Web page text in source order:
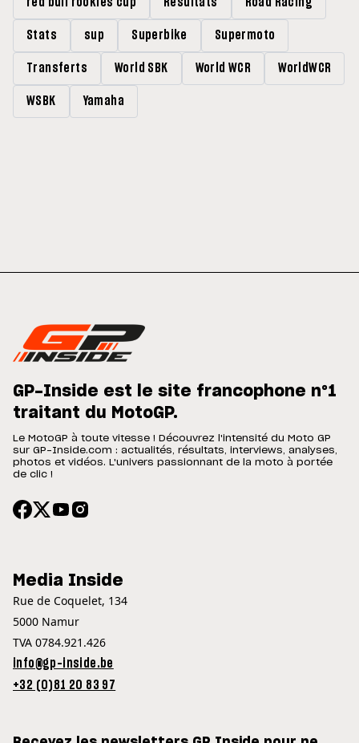
red bull rookies cup Résultats Road Racing
Stats sup Superbike Supermoto
Transferts World SBK World WCR WorldWCR
WSBK Yamaha
GP-Inside est le site francophone n°1
traitant du MotoGP.
Le MotoGP à toute vitesse ! Découvrez l'intensité du Moto GP
sur GP-Inside.com : actualités, résultats, interviews, analyses,
photos et vidéos. L'univers passionnant de la moto à portée
de clic !
Media Inside
Rue de Coquelet, 134
5000 Namur
TVA 0784.921.426
info@gp-inside.be
+32 (0)81 20 83 97